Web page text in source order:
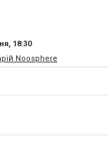
18:30
Noosphere